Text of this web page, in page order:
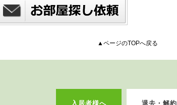
▲ページのTOPへ戻る
入居者様へ 退去・解約